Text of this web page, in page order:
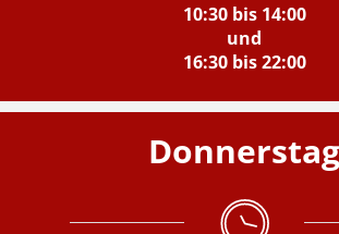
10:30 bis 14:00
und
16:30 bis 22:00
Donnerstag